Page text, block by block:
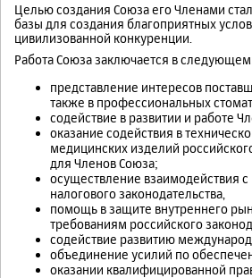
Целью создания Союза его Членами
базы для создания благоприятных
цивилизованной конкуренции.
Работа Союза заключается в
представление интересов
также в профессиональных
содействие в развитии и работе
оказание содействия в
медицинских изделий
для Членов Союза;
осуществление взаимодействия
налогового законодательства,
помощь в защите внутреннего
требованиям российского
содействие развитию
объединение усилий по
оказании квалифицированной